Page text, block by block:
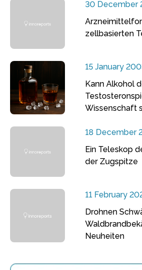
30 December
zellbasierten
15 January
Kann Alkohol
Wissenschaft
18 December
Ein Teleskop
der Zugspitze
11 February
Drohnen
Neuheiten